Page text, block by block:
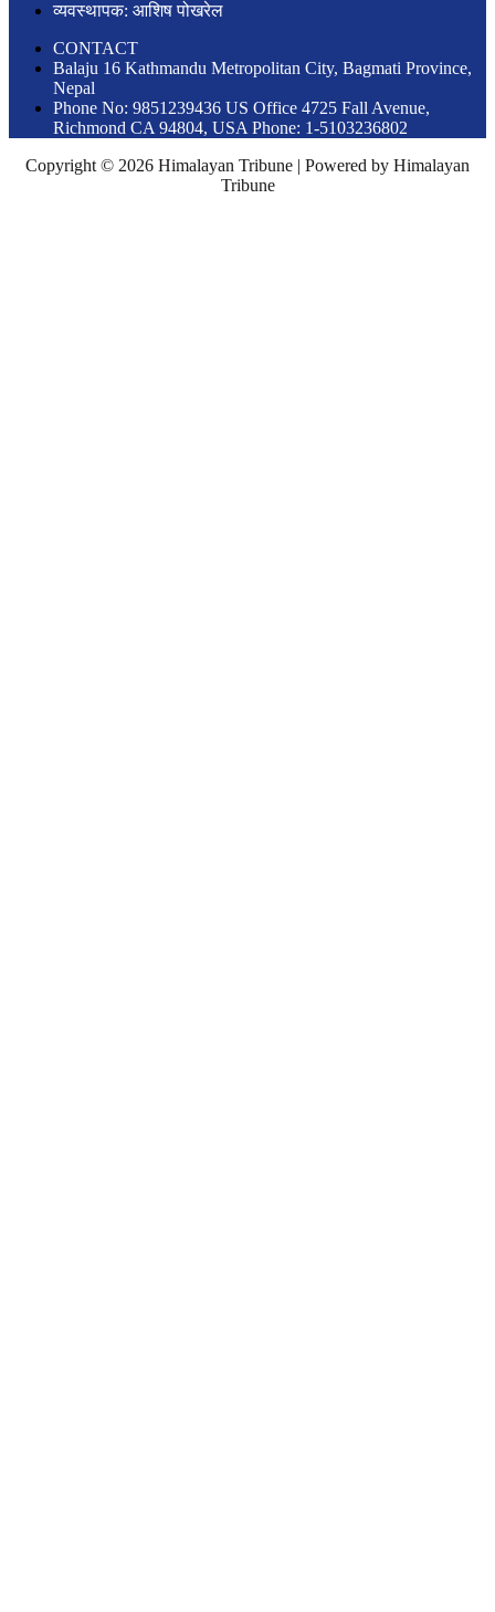
व्यवस्थापक: आशिष पोखरेल
CONTACT
Balaju 16 Kathmandu Metropolitan City, Bagmati Province,
Nepal
Phone No: 9851239436 US Office 4725 Fall Avenue,
Richmond CA 94804, USA Phone: 1-5103236802
Copyright © 2026 Himalayan Tribune | Powered by Himalayan
Tribune